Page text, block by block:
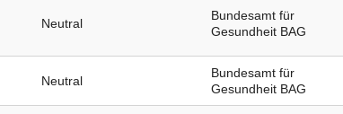
Neutral
Bundesamt für
Gesundheit BAG
Neutral
Bundesamt für
Gesundheit BAG